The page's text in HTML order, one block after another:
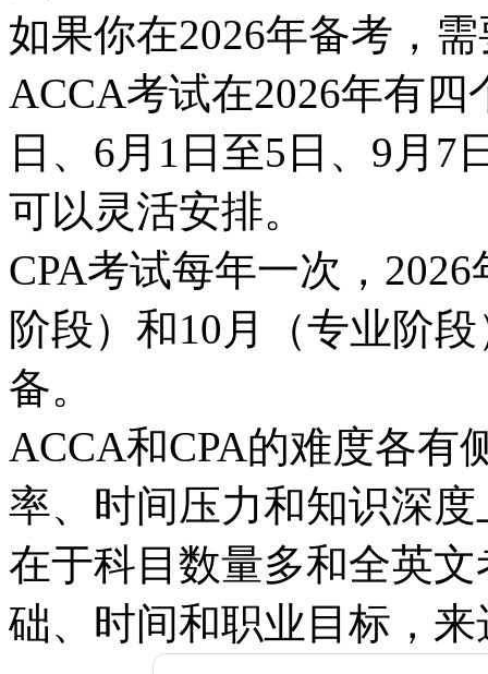
如果你在2026年备考，
ACCA考试在2026年有
日、6月1日至5日、9月7
可以灵活安排。
CPA考试每年一次，
阶段）和10月（专业阶
备。
ACCA和CPA的难度各有
率、时间压力和知识深
在于科目数量多和全英
础、时间和职业目标，